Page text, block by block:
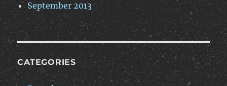
September 2013
CATEGORIES